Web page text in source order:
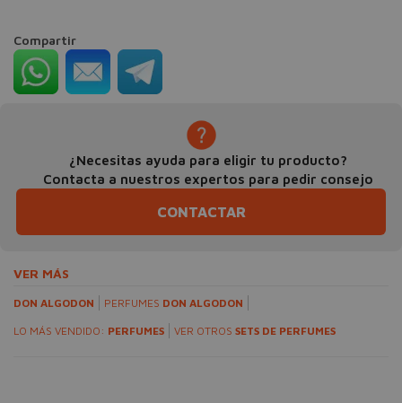
Compartir
¿Necesitas ayuda para eligir tu producto?
Contacta a nuestros expertos para pedir consejo
CONTACTAR
VER MÁS
DON ALGODON PERFUMES DON ALGODON
LO MÁS VENDIDO: PERFUMES VER OTROS SETS DE PERFUMES